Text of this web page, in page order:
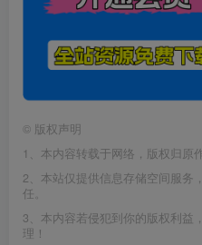
© 版权声明
1、本内容转载于网络，版权归原
2、本站仅提供信息存储空间服务
任。
3、本内容若侵犯到你的版权利益
理！